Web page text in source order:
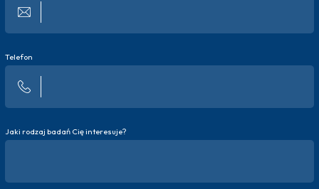
Telefon
Jaki rodzaj badań Cię interesuje?